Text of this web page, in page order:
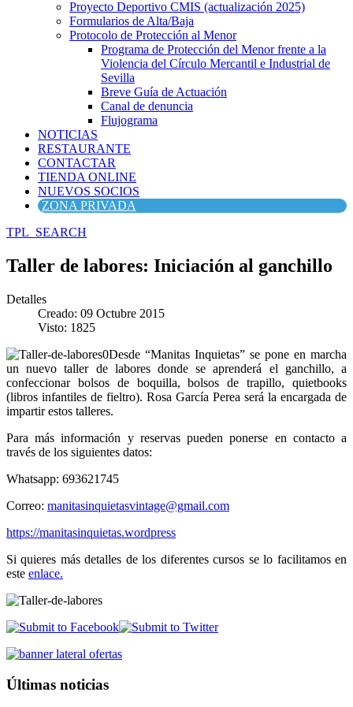
Proyecto Deportivo CMIS (actualización 2025)
Formularios de Alta/Baja
Protocolo de Protección al Menor
Programa de Protección del Menor frente a la
Violencia del Círculo Mercantil e Industrial de
Sevilla
Breve Guía de Actuación
Canal de denuncia
Flujograma
NOTICIAS
RESTAURANTE
CONTACTAR
TIENDA ONLINE
NUEVOS SOCIOS
ZONA PRIVADA
TPL_SEARCH
Taller de labores: Iniciación al ganchillo
Detalles
Creado: 09 Octubre 2015
Visto: 1825
Desde “Manitas Inquietas” se pone en marcha
un nuevo taller de labores donde se aprenderá el ganchillo, a
confeccionar bolsos de boquilla, bolsos de trapillo, quietbooks
(libros infantiles de fieltro). Rosa García Perea será la encargada de
impartir estos talleres.
Para más información y reservas pueden ponerse en contacto a
través de los siguientes datos:
Whatsapp: 693621745
Correo: manitasinquietasvintage@gmail.com
https://manitasinquietas.wordpress
Si quieres más detalles de los diferentes cursos se lo facilitamos en
este enlace.
Últimas noticias